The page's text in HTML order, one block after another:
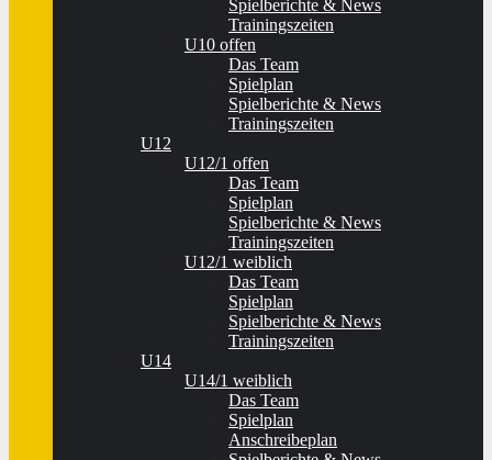
Spielberichte & News
Trainingszeiten
U10 offen
Das Team
Spielplan
Spielberichte & News
Trainingszeiten
U12
U12/1 offen
Das Team
Spielplan
Spielberichte & News
Trainingszeiten
U12/1 weiblich
Das Team
Spielplan
Spielberichte & News
Trainingszeiten
U14
U14/1 weiblich
Das Team
Spielplan
Anschreibeplan